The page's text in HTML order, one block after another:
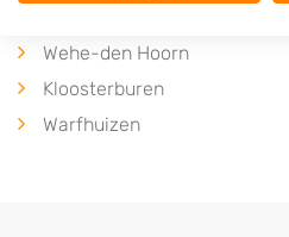
Wehe-den Hoorn
Kloosterburen
Warfhuizen